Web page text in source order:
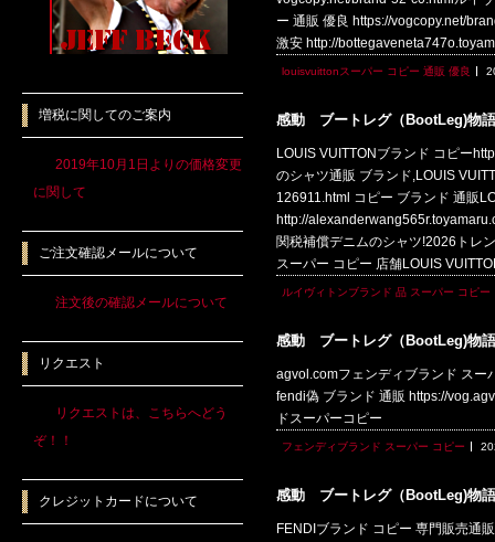
ー 通販 優良 https://vogcopy.net/
激安 http://
louisvuittonスーパー コピー 通販 優良
感動 ブートレグ（BootLeg)物語
LOUIS VUITTONブランド コピー
のシャツ通販 ブランド,LOUIS
126911.html コピー ブランド 通販
http://
関税補償デニムのシャツ!2026トレ
スーパー コピー 店舗LOUIS
ルイヴィトンブランド 品 スーパー コピー
感動 ブートレグ（BootLeg)物語
agvol.comフェンディブランド スー
fendi偽 ブランド 通販 https://
ドスーパーコピー
フェンディブランド スーパー コピー
感動 ブートレグ（BootLeg)物語
FENDIブランド コピー 専門販売通
増税に関してのご案内
2019年10月1日よりの価格変更
に関して
ご注文確認メールについて
注文後の確認メールについて
リクエスト
リクエストは、こちらへどう
ぞ！！
クレジットカードについて